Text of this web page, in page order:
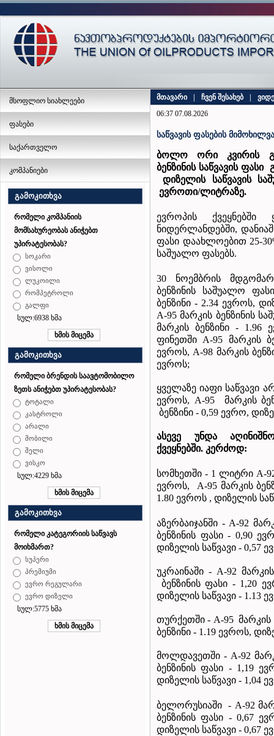
მსოფლიო სიახლეები
ფასები
საქართველო
კომპანიები
გამოკითხვა
რომელი კომპანიის
მომსახურეობას ანიჭებთ
უპირატესობას?
სოკარი
ვისოლი
ლუკოილი
რომპეტროლი
გალფი
სულ:6938 ხმა
გამოკითხვა
რომელი ბრენდის საავტომობილო
ზეთს ანიჭებთ უპირატესობას?
ტოტალი
კასტროლი
არალი
მობილი
შელი
ვისკო
სულ:4229 ხმა
გამოკითხვა
რომელი კატეგორიის საწვავს
მოიხმართ?
სუპერი
პრემიუმი
ევრო რეგულარი
ევრო დიზელი
სულ:5775 ხმა
მთავარი ჩვენ შესახებ
06:37 07.08.2026
საწვავის ფასების
ბოლო ორი კვირის
ბენზინის საწვავის ფასი
დიზელის საწვავის
ევროთი/ლიტრაზე.
ევროპის
ნიდერლანდებში,
ფასი დაახლოებით 25-
საშუალო ფასებს.
30 ნოემბრის
ბენზინის საშუალო
ბენზინი - 2.34 ევროს,
A-95 მარკის ბენზინის
მარკის ბენზინი - 1.96
ფინეთში A-95 მარკის
ევროს, A-98 მარკის
ევროს;
ყველაზე იაფი საწვავი
ევროს, A-95 მარკის
ბენზინი - 0,59 ევრო,
ასევე უნდა
ქვეყნებში. კერძოდ:
სომხეთში - 1 ლიტრი A-
ევროს, A-95 მარკის
1.80 ევროს , დიზელის
აზერბაიჯანში - A-92
ბენზინის ფასი - 0,90
დიზელის საწვავი - 0,57
უკრაინაში - A-92
ბენზინის ფასი - 1,20
დიზელის საწვავი - 1.13
თურქეთში - A-95 მარკის
ბენზინი - 1.19 ევროს,
მოლდავეთში - A-92
ბენზინის ფასი - 1,19
დიზელის საწვავი - 1,04
ბელორუსიაში - A-92
ბენზინის ფასი - 0,67
დიზელის საწვავი - 0,67